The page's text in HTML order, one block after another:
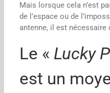
Mais lorsque cela n’est
de l’espace ou de
antenne, il est
Le « Lucky
est un